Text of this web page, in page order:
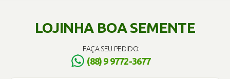
LOJINHA BOA SEMENTE
FAÇA SEU PEDIDO:
(88) 9 9772-3677